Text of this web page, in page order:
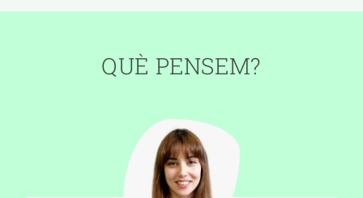
QUÈ PENSEM?